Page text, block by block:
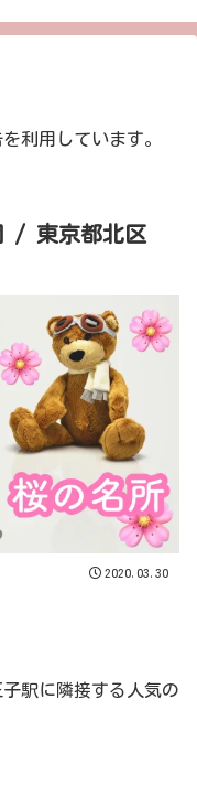
利用しています。
/ 東京都北区
2020.03.30
駅に隣接する人気の